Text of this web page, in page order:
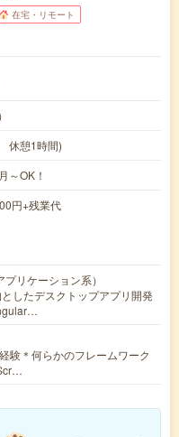
在宅・リモート
休憩1時間)
OK！
円+残業代
リケーション系）
したデスクトップアプリ開発
験＊何らかのフレームワーク